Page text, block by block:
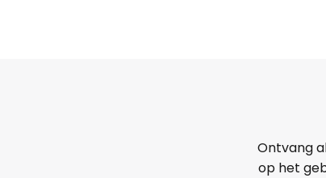
Ontvang
op het